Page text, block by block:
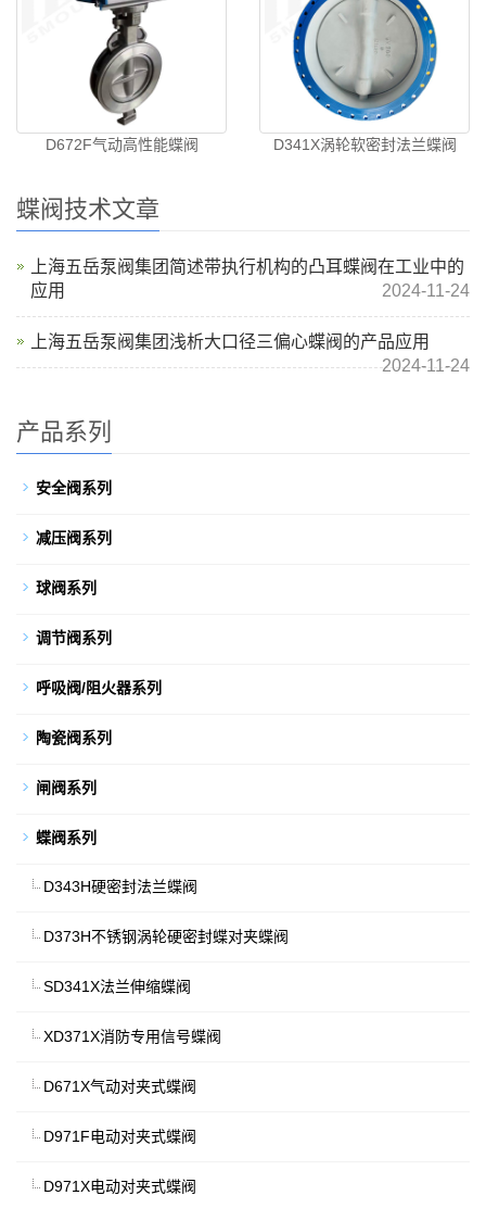
D672F气动高性能蝶阀 D341X涡轮软密封法兰蝶阀
蝶阀技术文章
上海五岳泵阀集团简述带执行机构的凸耳蝶阀在工业中的
应用
2024-11-24
上海五岳泵阀集团浅析大口径三偏心蝶阀的产品应用
2024-11-24
产品系列
安全阀系列
减压阀系列
球阀系列
调节阀系列
呼吸阀/阻火器系列
陶瓷阀系列
闸阀系列
蝶阀系列
D343H硬密封法兰蝶阀
D373H不锈钢涡轮硬密封蝶对夹蝶阀
SD341X法兰伸缩蝶阀
XD371X消防专用信号蝶阀
D671X气动对夹式蝶阀
D971F电动对夹式蝶阀
D971X电动对夹式蝶阀